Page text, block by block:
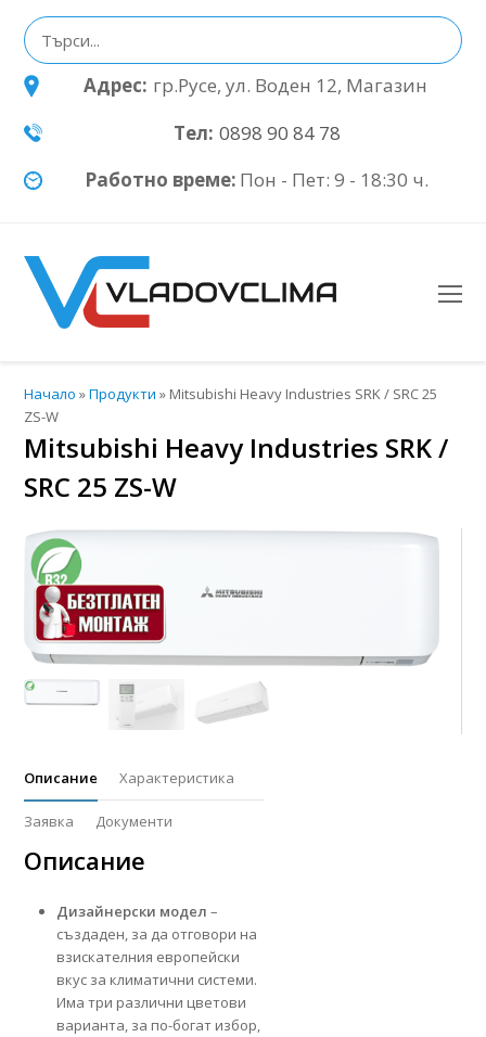
Адрес: гр.Русе, ул. Воден 12, Магазин
Тел: 0898 90 84 78
Работно време: Пон - Пет: 9 - 18:30 ч.
Начало »Продукти » Mitsubishi Heavy Industries SRK / SRC 25
ZS-W
Mitsubishi Heavy Industries SRK /
SRC 25 ZS-W
Описание Характеристика
Заявка Документи
Описание
Дизайнерски модел –
създаден, за да отговори на
взискателния европейски
вкус за климатични системи.
Има три различни цветови
варианта, за по-богат избор,